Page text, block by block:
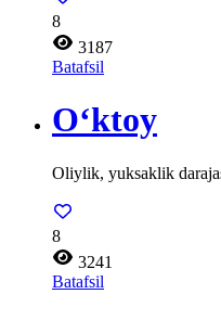
8
3187
Batafsil
O‘ktoy
Oliylik, yuksaklik
8
3241
Batafsil